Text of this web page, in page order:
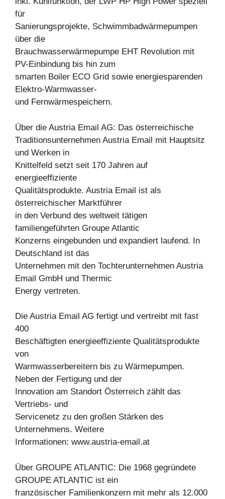
für
Sanierungsprojekte, Schwimmbadwärmepumpen
über die
Brauchwasserwärmepumpe EHT Revolution mit
PV-Einbindung bis hin zum
smarten Boiler ECO Grid sowie energiesparenden
Elektro-Warmwasser-
und Fernwärmespeichern.
Über die Austria Email AG: Das österreichische
Traditionsunternehmen Austria Email mit Hauptsitz
und Werken in
Knittelfeld setzt seit 170 Jahren auf
energieeffiziente
Qualitätsprodukte. Austria Email ist als
österreichischer Marktführer
in den Verbund des weltweit tätigen
familiengeführten Groupe Atlantic
Konzerns eingebunden und expandiert laufend. In
Deutschland ist das
Unternehmen mit den Tochterunternehmen Austria
Email GmbH und Thermic
Energy vertreten.
Die Austria Email AG fertigt und vertreibt mit fast
400
Beschäftigten energieeffiziente Qualitätsprodukte
von
Warmwasserbereitern bis zu Wärmepumpen.
Neben der Fertigung und der
Innovation am Standort Österreich zählt das
Vertriebs- und
Servicenetz zu den großen Stärken des
Unternehmens. Weitere
Informationen: www.austria-email.at
Über GROUPE ATLANTIC: Die 1968 gegründete
GROUPE ATLANTIC ist ein
französischer Familienkonzern mit mehr als 12.000